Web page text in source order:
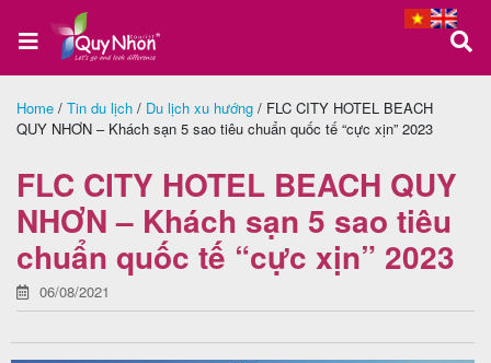
Trang
Tour
Quy
Home / Tin du lịch / Du lịch xu hướng / FLC CITY HOTEL BEACH
QUY NHƠN – Khách sạn 5 sao tiêu chuẩn quốc tế “cực xịn” 2023
FLC CITY HOTEL BEACH QUY
NHƠN – Khách sạn 5 sao tiêu
chuẩn quốc tế “cực xịn” 2023
06/08/2021